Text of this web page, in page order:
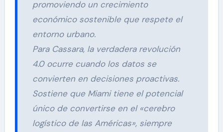
promoviendo un crecimiento
económico sostenible que respete el
entorno urbano.
Para Cassara, la verdadera revolución
4.0 ocurre cuando los datos se
convierten en decisiones proactivas.
Sostiene que Miami tiene el potencial
único de convertirse en el «cerebro
logístico de las Américas», siempre